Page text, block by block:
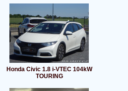
Honda Civic 1.8 i-VTEC 104kW
TOURING